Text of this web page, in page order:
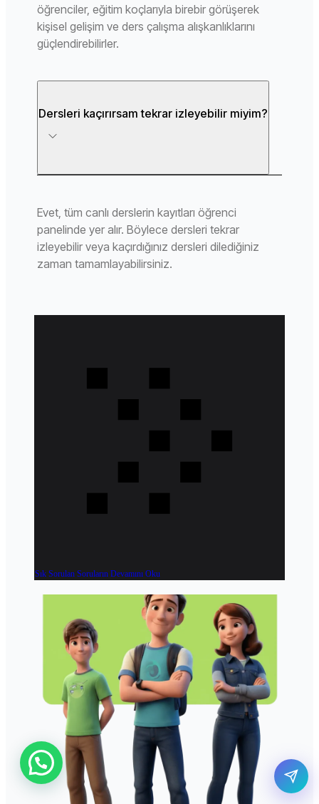
öğrenciler, eğitim koçlarıyla birebir görüşerek
kişisel gelişim ve ders çalışma alışkanlıklarını
güçlendirebilirler.
Dersleri kaçırırsam tekrar izleyebilir miyim?
Evet, tüm canlı derslerin kayıtları öğrenci
panelinde yer alır. Böylece dersleri tekrar
izleyebilir veya kaçırdığınız dersleri dilediğiniz
zaman tamamlayabilirsiniz.
Sık Sorulan Soruların Devamını Oku